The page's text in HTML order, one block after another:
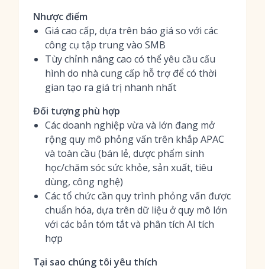
Nhược điểm
Giá cao cấp, dựa trên báo giá so với các
công cụ tập trung vào SMB
Tùy chỉnh nâng cao có thể yêu cầu cấu
hình do nhà cung cấp hỗ trợ để có thời
gian tạo ra giá trị nhanh nhất
Đối tượng phù hợp
Các doanh nghiệp vừa và lớn đang mở
rộng quy mô phỏng vấn trên khắp APAC
và toàn cầu (bán lẻ, dược phẩm sinh
học/chăm sóc sức khỏe, sản xuất, tiêu
dùng, công nghệ)
Các tổ chức cần quy trình phỏng vấn được
chuẩn hóa, dựa trên dữ liệu ở quy mô lớn
với các bản tóm tắt và phân tích AI tích
hợp
Tại sao chúng tôi yêu thích